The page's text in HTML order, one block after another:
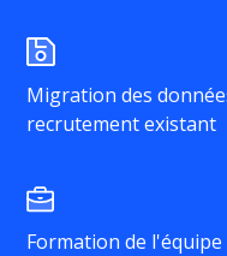
Migration des
recrutement existant
Formation de